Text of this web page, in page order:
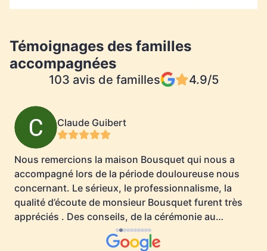
Témoignages des familles
accompagnées
103 avis de familles 4.9/5
Claude Guibert
Nous remercions la maison Bousquet qui nous a
accompagné lors de la période douloureuse nous
concernant. Le sérieux, le professionnalisme, la
qualité d’écoute de monsieur Bousquet furent très
appréciés . Des conseils, de la cérémonie au
monument funéraire tout a correspondu à nos